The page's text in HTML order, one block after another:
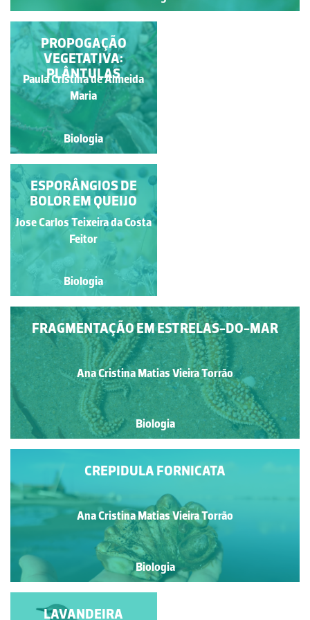
HERMAFRODITISMO
INSUFICIENTE
Francisco António Fidalgo
Félix Dias
Biologia
PROPOGAÇÃO
VEGETATIVA:
PLÂNTULAS
Paula Cristina de Almeida
Maria
Biologia
ESPORULAÇÃO
ASSEXUADA EM
RHIZOPUS
Maria Helena Alves
Biologia
FRAGMENTAÇÃO EM ESTRELAS-DO-MAR
Ana Cristina Matias Vieira Torrão
Biologia
ESPORÂNGIOS DE
BOLOR EM QUEIJO
Jose Carlos Teixeira da Costa
Feitor
Biologia
CREPIDULA FORNICATA
Ana Cristina Matias Vieira Torrão
Biologia
RATAZANA-NEGRA
LAVANDEIRA